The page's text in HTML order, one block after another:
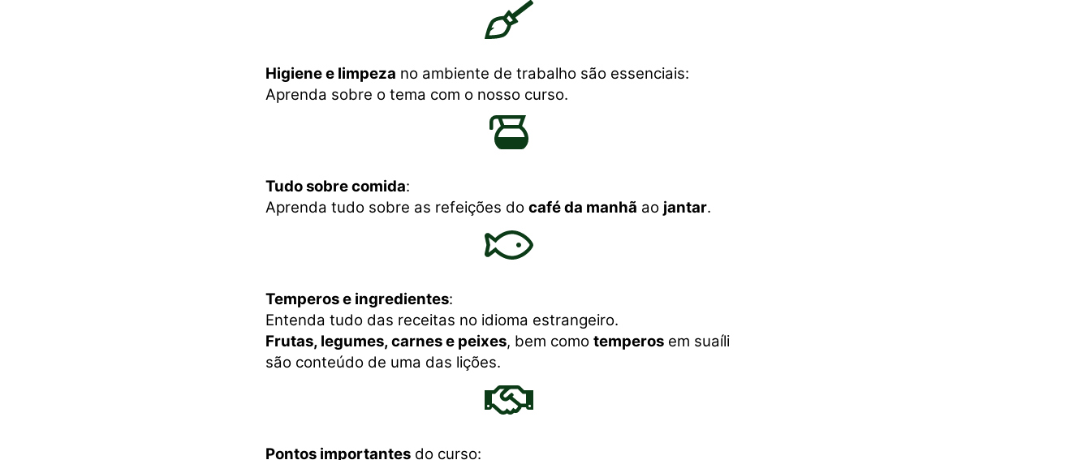
Higiene e limpeza no ambiente de trabalho são essenciais:
Aprenda sobre o tema com o nosso curso.
Tudo sobre comida:
Aprenda tudo sobre as refeições do café da manhã ao jantar.
Temperos e ingredientes:
Entenda tudo das receitas no idioma estrangeiro.
Frutas, legumes, carnes e peixes, bem como temperos em suaíli
são conteúdo de uma das lições.
Pontos importantes do curso: